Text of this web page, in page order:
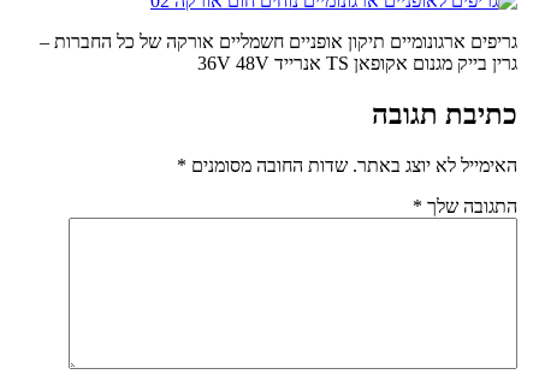
גריפים ארגונומיים תיקון אופניים חשמליים אורקה של כל החברות –
גרין בייק מגנום אקופאן TS אנרייד 36V 48V
כתיבת תגובה
האימייל לא יוצג באתר. שדות החובה מסומנים *
התגובה שלך *